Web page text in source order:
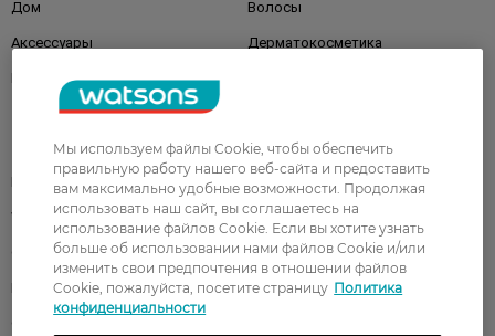
Дом Волосы
Аксессуары Дерматокосметика
Клиентам
Правила и условия Магазины
Watsons Club Подарочные сертификаты
О Watsons Карьера в Watsons
Контакты Блог
Мы используем файлы Cookie, чтобы обеспечить
правильную работу нашего веб-сайта и предоставить
вам максимально удобные возможности. Продолжая
использовать наш сайт, вы соглашаетесь на
использование файлов Cookie. Если вы хотите узнать
больше об использовании нами файлов Cookie и/или
изменить свои предпочтения в отношении файлов
Cookie, пожалуйста, посетите страницу Политика
конфиденциальности